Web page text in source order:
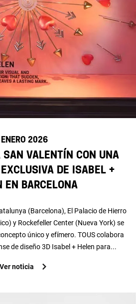
ENERO 2026
San Valentín con una
de Isabel +
en Barcelona
(Barcelona), El Palacio de Hierro
y Rockefeller Center (Nueva York) se
único y efímero. TOUS colabora
de diseño 3D Isabel + Helen para...
Ver noticia